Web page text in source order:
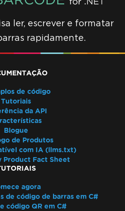
ler, escrever e formatar
rapidamente.
de código
Tutoriais
da API
Blogue
de Produtos
com IA (llms.txt)
Product Fact Sheet
agora
de código de barras em C#
código QR em C#